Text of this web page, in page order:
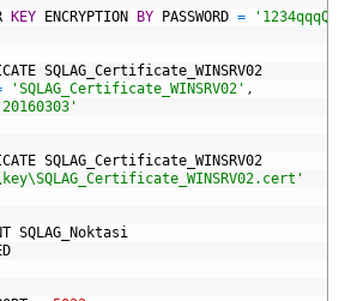
KEY ENCRYPTION BY PASSWORD =
'1234qqqQ'
SQLAG_Certificate_WINSRV02
'SQLAG_Certificate_WINSRV02' ,
SQLAG_Certificate_WINSRV02
SQLAG_Noktasi